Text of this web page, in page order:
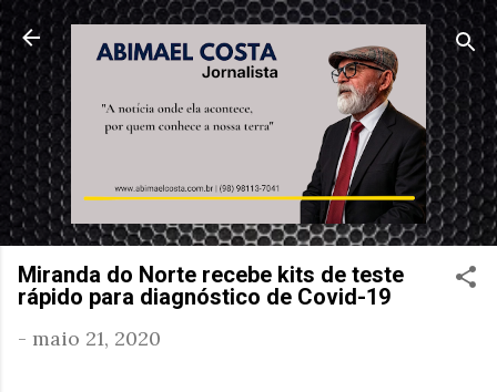
Pular para o conteúdo principal
Miranda do Norte recebe kits de teste
rápido para diagnóstico de Covid-19
- maio 21, 2020